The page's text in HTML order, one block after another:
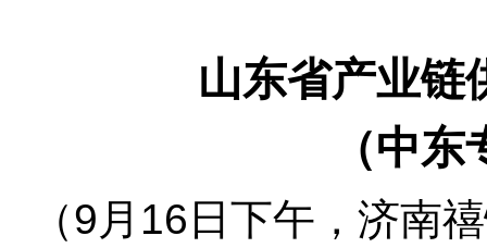
山东省产业链
（中
（9月16日下午，济南